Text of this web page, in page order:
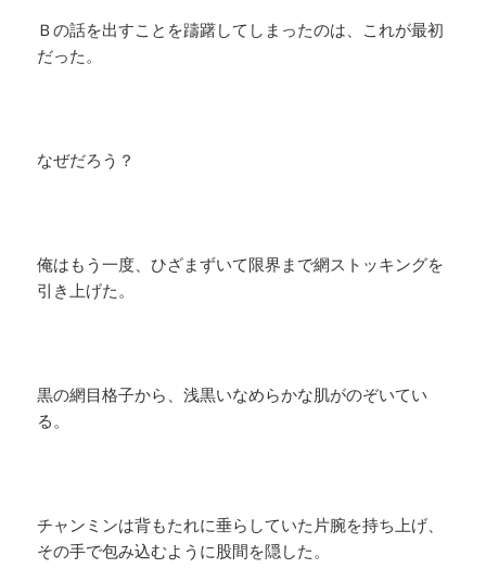
Ｂの話を出すことを躊躇してしまったのは、これが最初
だった。
なぜだろう？
俺はもう一度、ひざまずいて限界まで網ストッキングを
引き上げた。
黒の網目格子から、浅黒いなめらかな肌がのぞいてい
る。
チャンミンは背もたれに垂らしていた片腕を持ち上げ、
その手で包み込むように股間を隠した。